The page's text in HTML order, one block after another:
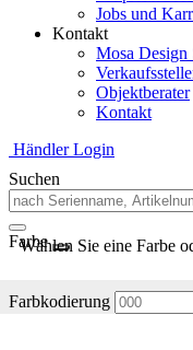
Jobs und
Kontakt
Mosa Design
Objektberater
Kontakt
Händler Login
Suchen
Farbe
Wählen Sie eine Farbe
Farbkodierung